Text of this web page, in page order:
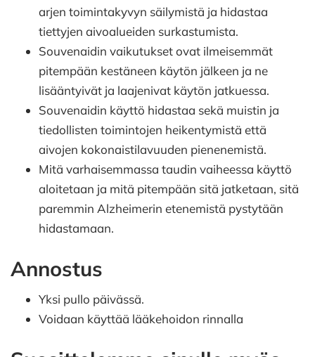
arjen toimintakyvyn säilymistä ja hidastaa
tiettyjen aivoalueiden surkastumista.
Souvenaidin vaikutukset ovat ilmeisemmät
pitempään kestäneen käytön jälkeen ja ne
lisääntyivät ja laajenivat käytön jatkuessa.
Souvenaidin käyttö hidastaa sekä muistin ja
tiedollisten toimintojen heikentymistä että
aivojen kokonaistilavuuden pienenemistä.
Mitä varhaisemmassa taudin vaiheessa käyttö
aloitetaan ja mitä pitempään sitä jatketaan, sitä
paremmin Alzheimerin etenemistä pystytään
hidastamaan.
Annostus
Yksi pullo päivässä.
Voidaan käyttää lääkehoidon rinnalla